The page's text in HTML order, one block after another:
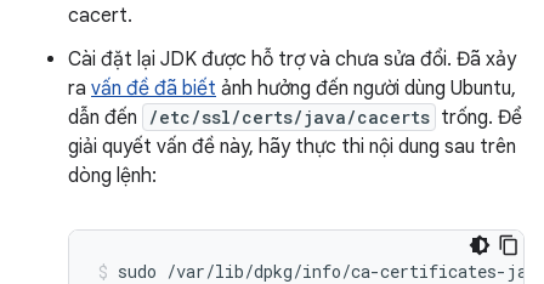
cacert.
Cài đặt lại JDK được hỗ trợ và chưa sửa đổi. Đã xảy
ra vấn đề đã biết ảnh hưởng đến người dùng Ubuntu,
dẫn đến
/etc/ssl/certs/java/cacerts trống. Để
giải quyết vấn đề này, hãy thực thi nội dung sau trên
dòng lệnh:
sudo /var/lib/dpkg/info/ca-certificates-